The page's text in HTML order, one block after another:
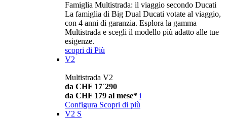
Famiglia Multistrada: il viaggio secondo Ducati
La famiglia di Big Dual Ducati votate al viaggio,
con 4 anni di garanzia. Esplora la gamma
Multistrada e scegli il modello più adatto alle tue
esigenze.
scopri di Più
V2
Multistrada V2
da CHF 17´290
da CHF 179 al mese* i
Configura Scopri di più
V2 S